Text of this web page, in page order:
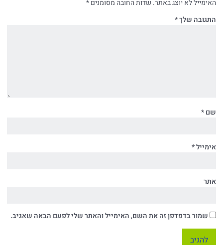
האימייל לא יוצג באתר. שדות החובה מסומנים*
התגובה שלך*
שם*
אימייל*
אתר
שמור בדפדפן זה את השם, האימייל והאתר שלי לפעם הבאה שאגיב.